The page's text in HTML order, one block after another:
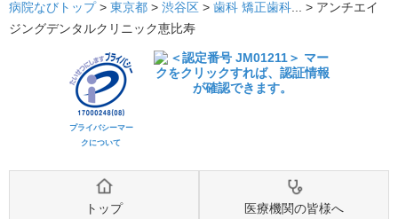
病院なびトップ > 東京都 > 渋谷区 > 歯科 矯正歯科... > アンチエイ
ジングデンタルクリニック恵比寿
プライバシーマー
クについて
トップ 医療機関の皆様へ